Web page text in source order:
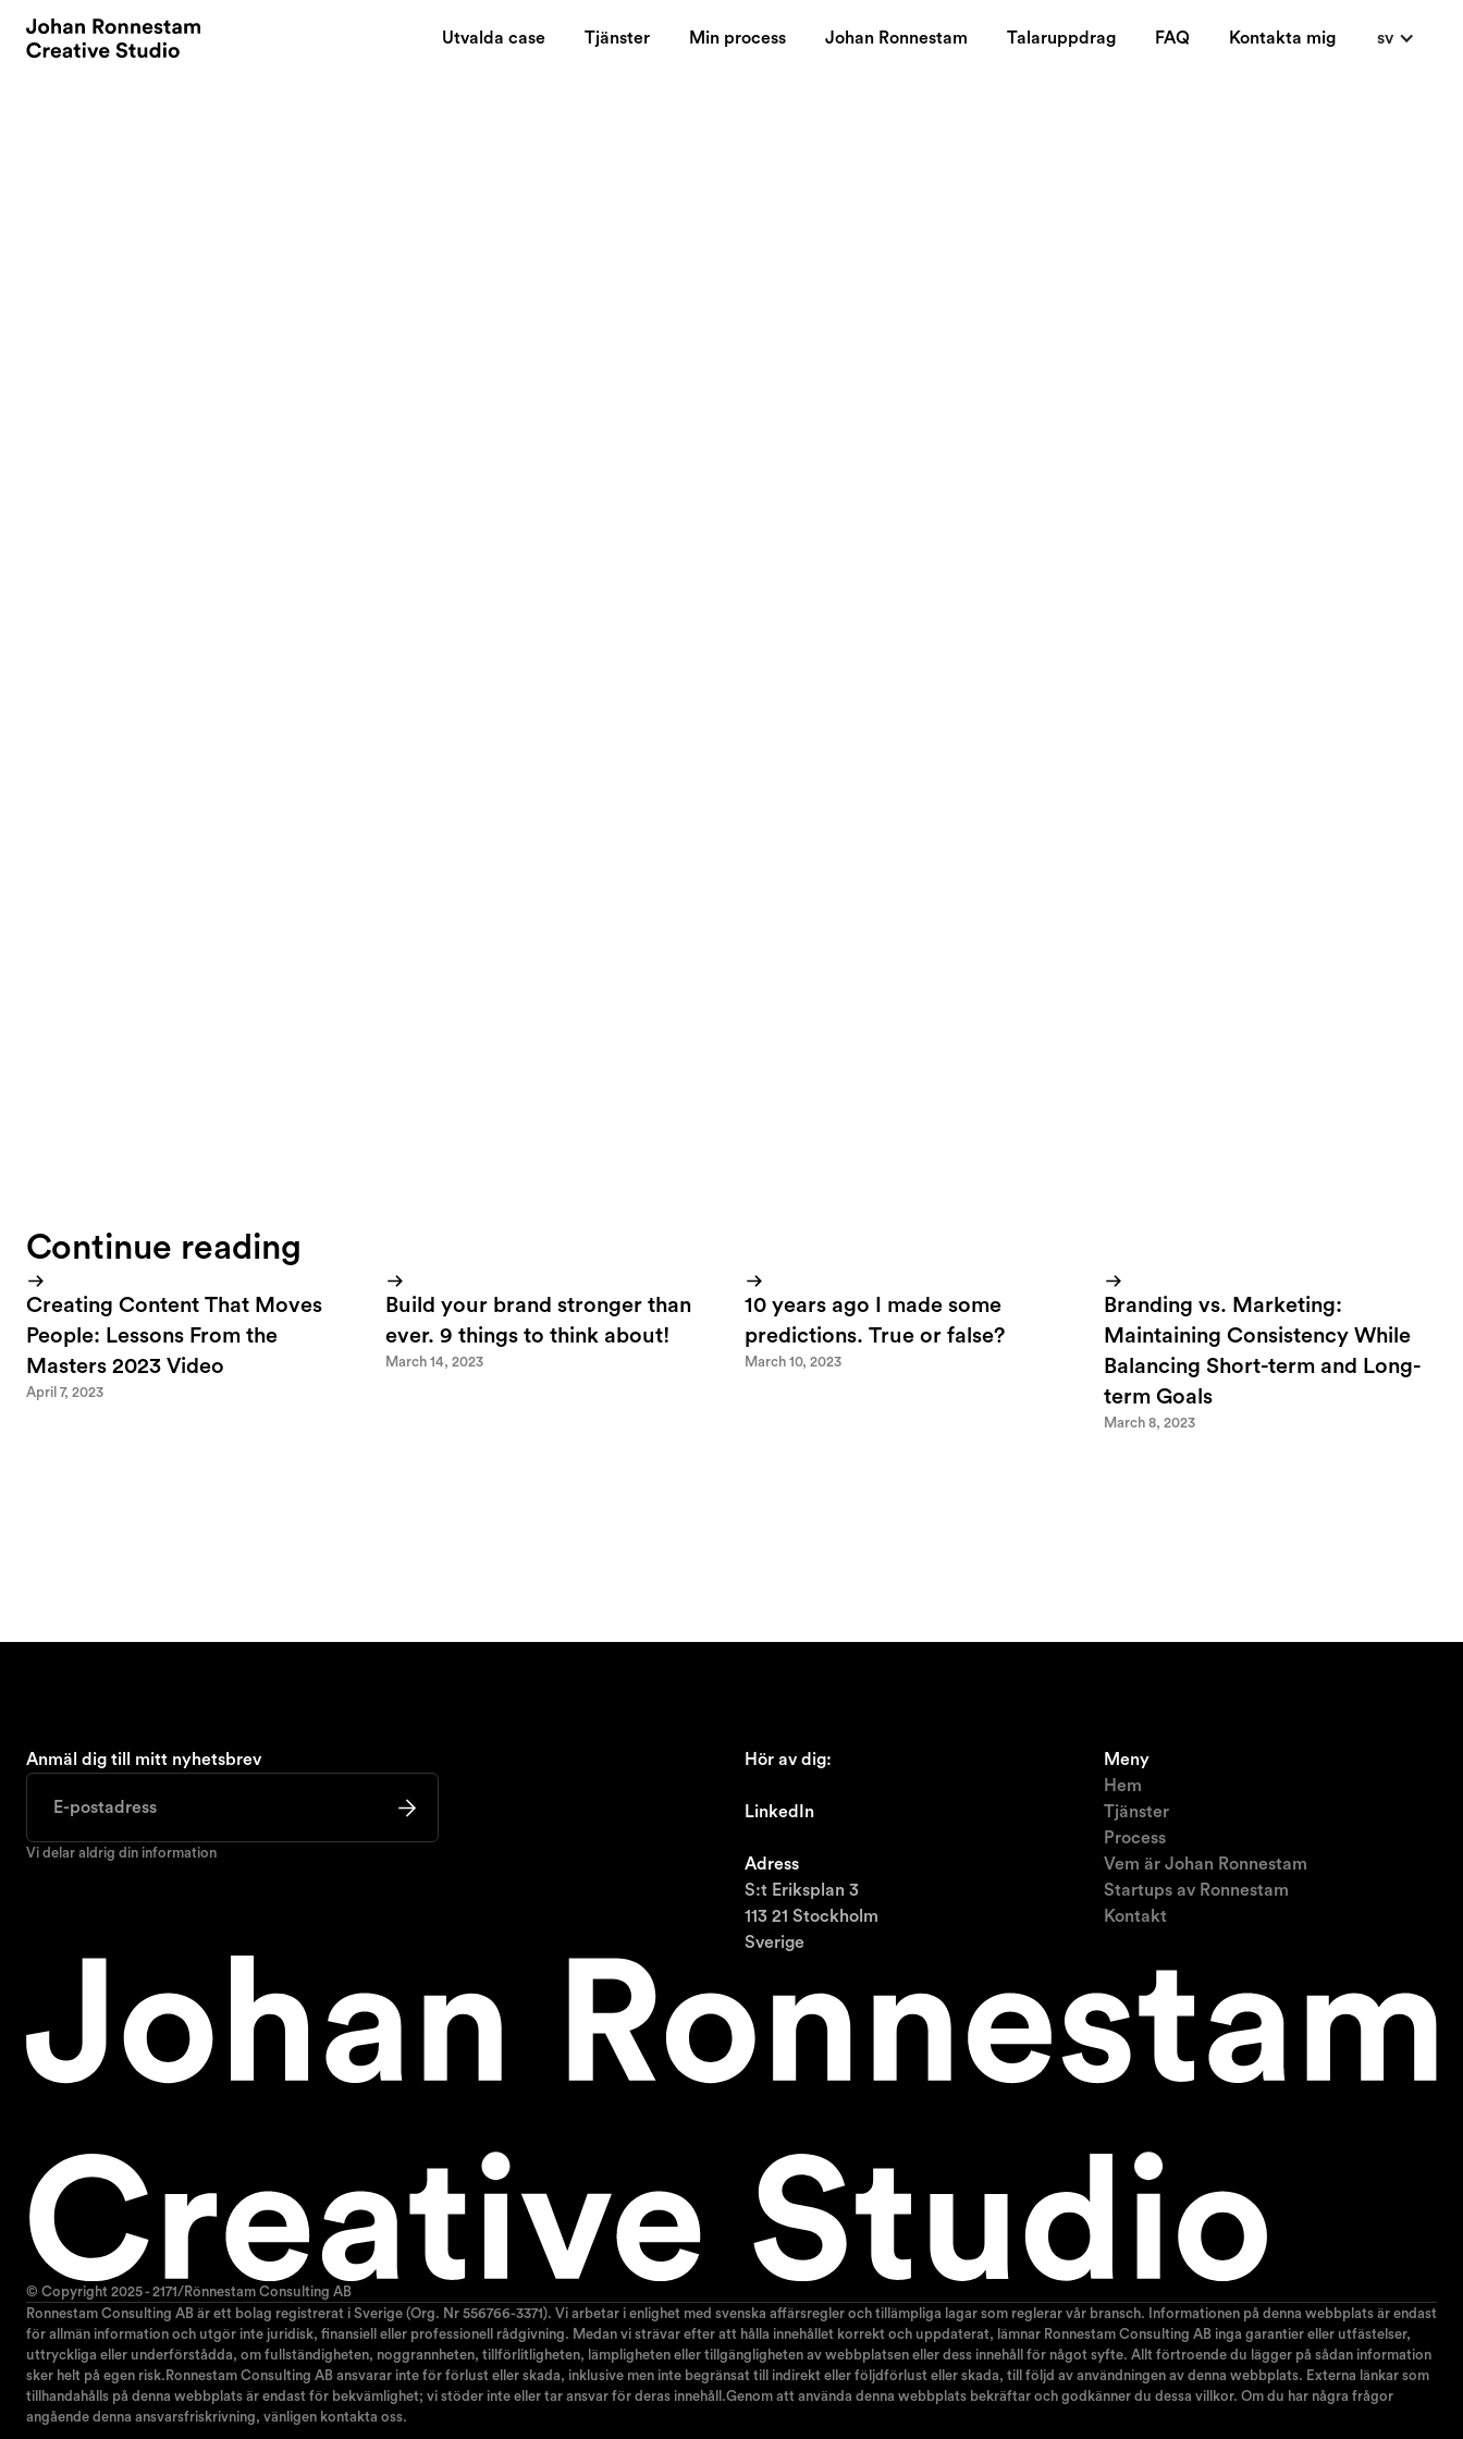
Utvalda case Tjänster Min process Johan Ronnestam Talaruppdrag FAQ Kontakta mig sv
Continue reading
Creating Content That Moves
People: Lessons From the
Masters 2023 Video
April 7, 2023
Build your brand stronger than
ever. 9 things to think about!
March 14, 2023
10 years ago I made some
predictions. True or false?
March 10, 2023
Branding vs. Marketing:
Maintaining Consistency While
Balancing Short-term and Long-
term Goals
March 8, 2023
Anmäl dig till mitt nyhetsbrev
Vi delar aldrig din information
Hör av dig:
LinkedIn
Adress
S:t Eriksplan 3
113 21 Stockholm
Sverige
Meny
Hem
Tjänster
Process
Vem är Johan Ronnestam
Startups av Ronnestam
Kontakt
© Copyright 2025 - 2171/Rönnestam Consulting AB
Ronnestam Consulting AB är ett bolag registrerat i Sverige (Org. Nr 556766-3371). Vi arbetar i enlighet med svenska affärsregler och tillämpliga lagar som reglerar vår bransch. Informationen på denna webbplats är endast
för allmän information och utgör inte juridisk, finansiell eller professionell rådgivning. Medan vi strävar efter att hålla innehållet korrekt och uppdaterat, lämnar Ronnestam Consulting AB inga garantier eller utfästelser,
uttryckliga eller underförstådda, om fullständigheten, noggrannheten, tillförlitligheten, lämpligheten eller tillgängligheten av webbplatsen eller dess innehåll för något syfte. Allt förtroende du lägger på sådan information
sker helt på egen risk.Ronnestam Consulting AB ansvarar inte för förlust eller skada, inklusive men inte begränsat till indirekt eller följdförlust eller skada, till följd av användningen av denna webbplats. Externa länkar som
tillhandahålls på denna webbplats är endast för bekvämlighet; vi stöder inte eller tar ansvar för deras innehåll.Genom att använda denna webbplats bekräftar och godkänner du dessa villkor. Om du har några frågor
angående denna ansvarsfriskrivning, vänligen kontakta oss.